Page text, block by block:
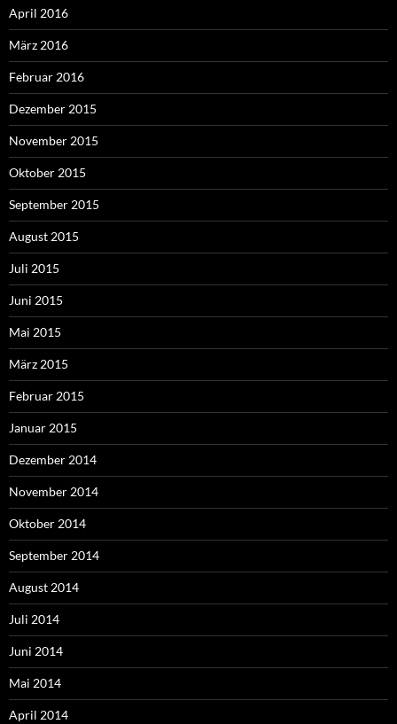
April 2016
März 2016
Februar 2016
Dezember 2015
November 2015
Oktober 2015
September 2015
August 2015
Juli 2015
Juni 2015
Mai 2015
März 2015
Februar 2015
Januar 2015
Dezember 2014
November 2014
Oktober 2014
September 2014
August 2014
Juli 2014
Juni 2014
Mai 2014
April 2014